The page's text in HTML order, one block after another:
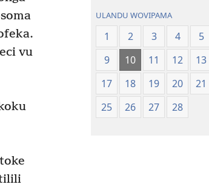
vu
ULANDU WOVIPAMA
1 2 3 4 5
9
10 11 12 13
17
18 19 20 21
25
26 27 28